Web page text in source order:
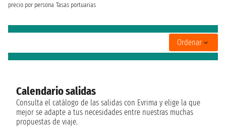
precio por persona Tasas portuarias
Ordenar
Calendario salidas
Consulta el catálogo de las salidas con Evrima y elige la que
mejor se adapte a tus necesidades entre nuestras muchas
propuestas de viaje.